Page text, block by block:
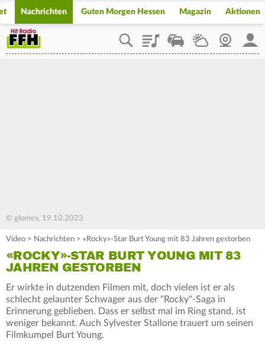
Nachrichten Guten Morgen Hessen Magazin Aktionen
PlaylistStaupilotWetterWebcam
© glomex, 19.10.2023
Video > Nachrichten > «Rocky»-Star Burt Young mit 83 Jahren gestorben
«ROCKY»-STAR BURT YOUNG MIT 83
JAHREN GESTORBEN
Er wirkte in dutzenden Filmen mit, doch vielen ist er als
schlecht gelaunter Schwager aus der "Rocky"-Saga in
Erinnerung geblieben. Dass er selbst mal im Ring stand, ist
weniger bekannt. Auch Sylvester Stallone trauert um seinen
Filmkumpel Burt Young.